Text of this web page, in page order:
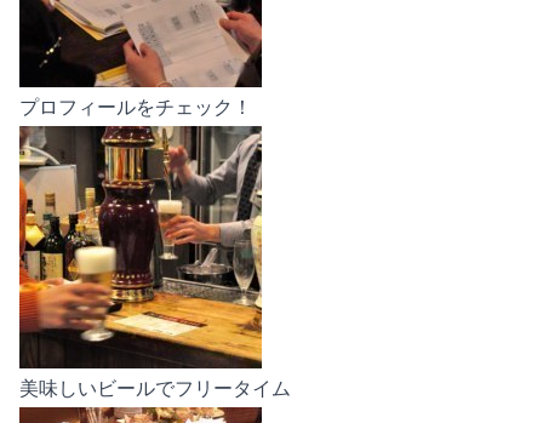
プロフィールをチェック！
美味しいビールでフリータイム